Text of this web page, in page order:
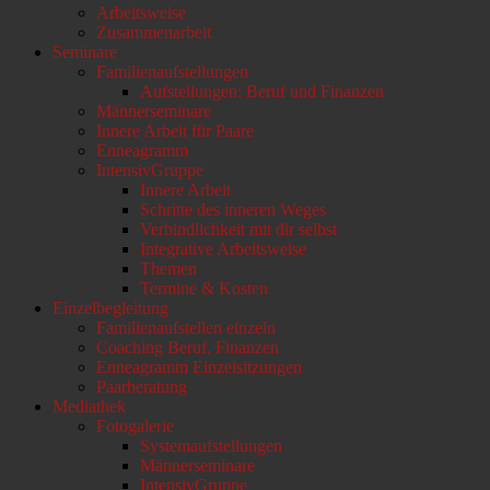
Arbeitsweise
Zusammenarbeit
Seminare
Familienaufstellungen
Aufstellungen: Beruf und Finanzen
Männerseminare
Innere Arbeit für Paare
Enneagramm
IntensivGruppe
Innere Arbeit
Schritte des inneren Weges
Verbindlichkeit mit dir selbst
Integrative Arbeitsweise
Themen
Termine & Kosten
Einzelbegleitung
Familienaufstellen einzeln
Coaching Beruf, Finanzen
Enneagramm Einzelsitzungen
Paarberatung
Mediathek
Fotogalerie
Systemaufstellungen
Männerseminare
IntensivGruppe